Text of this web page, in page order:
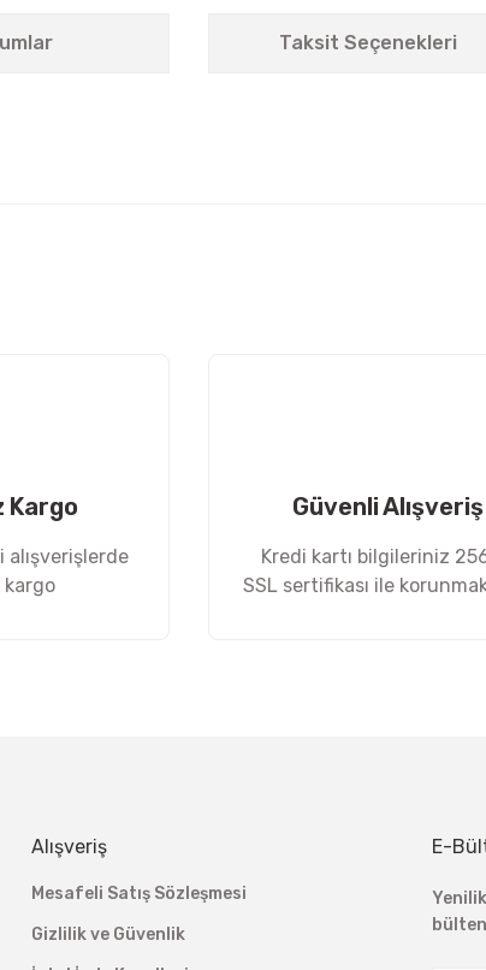
Taksit Seçenekleri
Kargo
alışverişlerde
Güvenli Alışveriş
Kredi kartı bilgileriniz
SSL sertifikası ile
Alışveriş
Mesafeli Satış Sözleşmesi
Gizlilik ve Güvenlik
E-